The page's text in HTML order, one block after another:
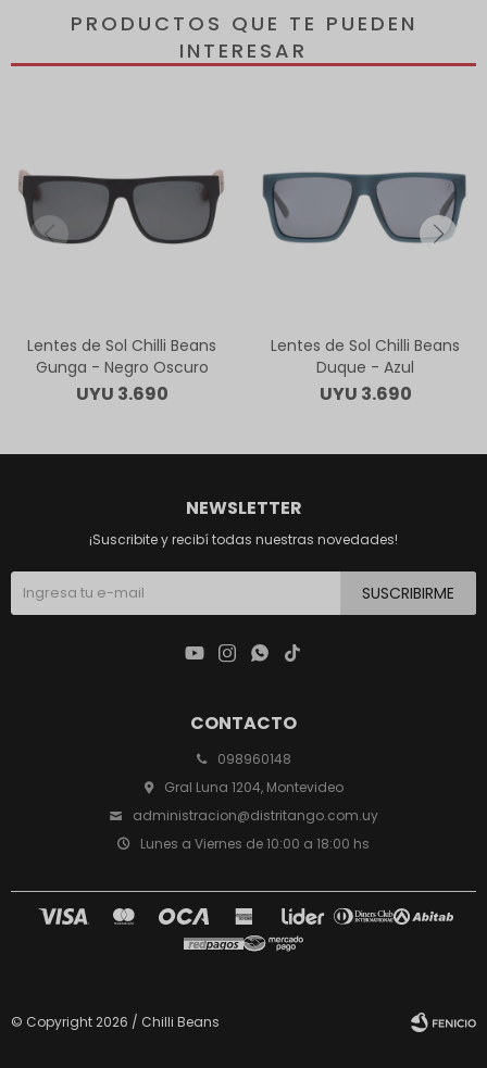
PRODUCTOS QUE TE PUEDEN
INTERESAR
Lentes de Sol Chilli Beans
Gunga - Negro Oscuro
UYU 3.690
Lentes de Sol Chilli Beans
Duque - Azul
UYU 3.690
CONTACTO
098960148
Gral Luna 1204, Montevideo
administracion@distritango.com.uy
Lunes a Viernes de 10:00 a 18:00 hs
NEWSLETTER
¡Suscribite y recibí todas nuestras novedades!
SUSCRIBIRME
   
© Copyright 2026 / Chilli Beans